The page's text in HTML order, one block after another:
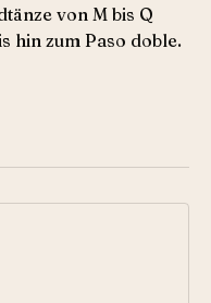
von M bis Q
hin zum Paso doble.